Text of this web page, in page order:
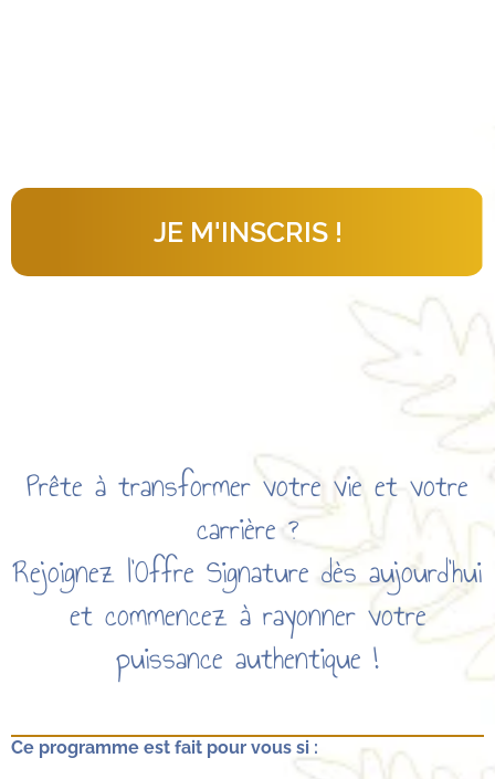
JE M'INSCRIS !
Prête à transformer votre vie et votre
carrière ?
Rejoignez l'Offre Signature dès aujourd'hui
et commencez à rayonner votre
puissance authentique !
Ce programme est fait pour vous si :